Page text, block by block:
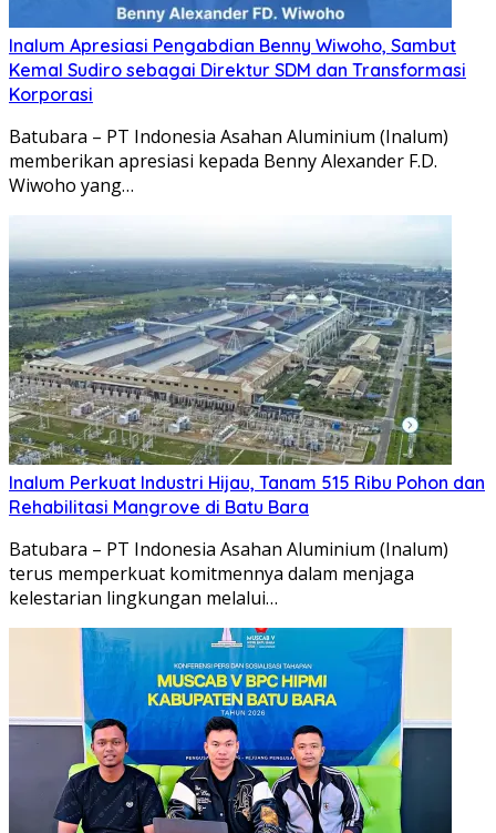
Inalum Apresiasi Pengabdian Benny Wiwoho, Sambut
Kemal Sudiro sebagai Direktur SDM dan Transformasi
Korporasi
Batubara – PT Indonesia Asahan Aluminium (Inalum)
memberikan apresiasi kepada Benny Alexander F.D.
Wiwoho yang…
Inalum Perkuat Industri Hijau, Tanam 515 Ribu Pohon dan
Rehabilitasi Mangrove di Batu Bara
Batubara – PT Indonesia Asahan Aluminium (Inalum)
terus memperkuat komitmennya dalam menjaga
kelestarian lingkungan melalui…